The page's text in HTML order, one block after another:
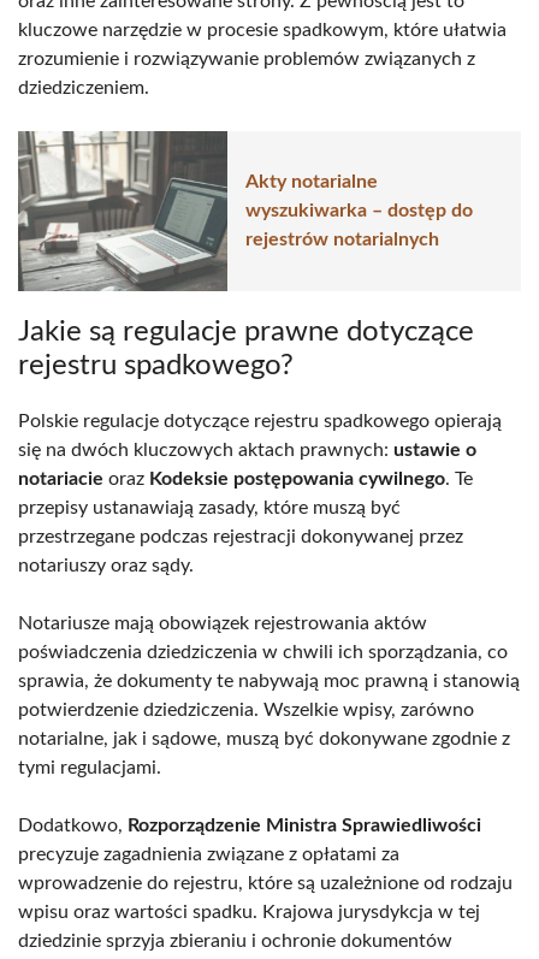
kluczowe narzędzie w procesie spadkowym, które ułatwia
zrozumienie i rozwiązywanie problemów związanych z
dziedziczeniem.
Akty notarialne
wyszukiwarka – dostęp do
rejestrów notarialnych
Jakie są regulacje prawne dotyczące
rejestru spadkowego?
Polskie regulacje dotyczące rejestru spadkowego opierają
się na dwóch kluczowych aktach prawnych: ustawie o
notariacie oraz Kodeksie postępowania cywilnego. Te
przepisy ustanawiają zasady, które muszą być
przestrzegane podczas rejestracji dokonywanej przez
notariuszy oraz sądy.
Notariusze mają obowiązek rejestrowania aktów
poświadczenia dziedziczenia w chwili ich sporządzania, co
sprawia, że dokumenty te nabywają moc prawną i stanowią
potwierdzenie dziedziczenia. Wszelkie wpisy, zarówno
notarialne, jak i sądowe, muszą być dokonywane zgodnie z
tymi regulacjami.
Dodatkowo, Rozporządzenie Ministra Sprawiedliwości
precyzuje zagadnienia związane z opłatami za
wprowadzenie do rejestru, które są uzależnione od rodzaju
wpisu oraz wartości spadku. Krajowa jurysdykcja w tej
dziedzinie sprzyja zbieraniu i ochronie dokumentów